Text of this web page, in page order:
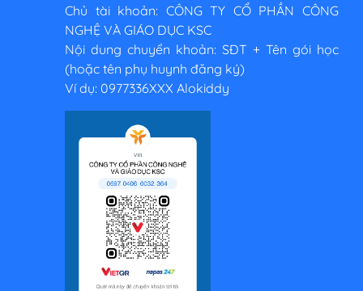
Chủ tài khoản: CÔNG TY CỔ PHẦN CÔNG
NGHỆ VÀ GIÁO DỤC KSC
Nội dung chuyển khoản: SĐT + Tên gói học
(hoặc tên phụ huynh đăng ký)
Ví dụ: 0977336XXX Alokiddy